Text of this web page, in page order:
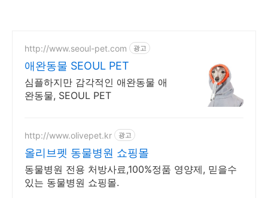
http://www.seoul-pet.com 광고
애완동물 SEOUL PET
심플하지만 감각적인 애완동물 애
완동물, SEOUL PET
http://www.olivepet.kr 광고
올리브펫 동물병원 쇼핑몰
동물병원 전용 처방사료,100%정품 영양제, 믿을수
있는 동물병원 쇼핑몰.